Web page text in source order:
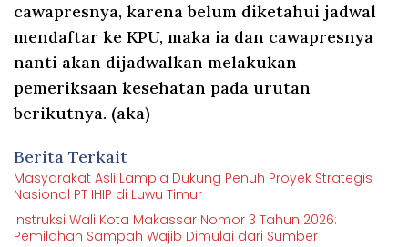
cawapresnya, karena belum diketahui jadwal
mendaftar ke KPU, maka ia dan cawapresnya
nanti akan dijadwalkan melakukan
pemeriksaan kesehatan pada urutan
berikutnya. (aka)
Berita Terkait
Masyarakat Asli Lampia Dukung Penuh Proyek Strategis
Nasional PT IHIP di Luwu Timur
Instruksi Wali Kota Makassar Nomor 3 Tahun 2026:
Pemilahan Sampah Wajib Dimulai dari Sumber